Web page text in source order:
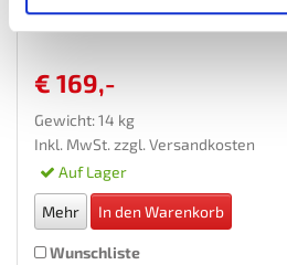
Hebebuhnen-Motorrad-Motorra...
€ 169,-
Gewicht: 14 kg
Inkl. MwSt. zzgl. Versandkosten
Auf Lager
Mehr In den Warenkorb
Wunschliste